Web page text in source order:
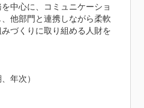
中心に、コミュニケーショ
他部門と連携しながら柔軟
づくりに取り組める人財を
年次）